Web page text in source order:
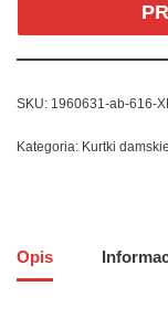
SKU: 1960631-ab-616-
Kategoria: Kurtki damskie
Opis